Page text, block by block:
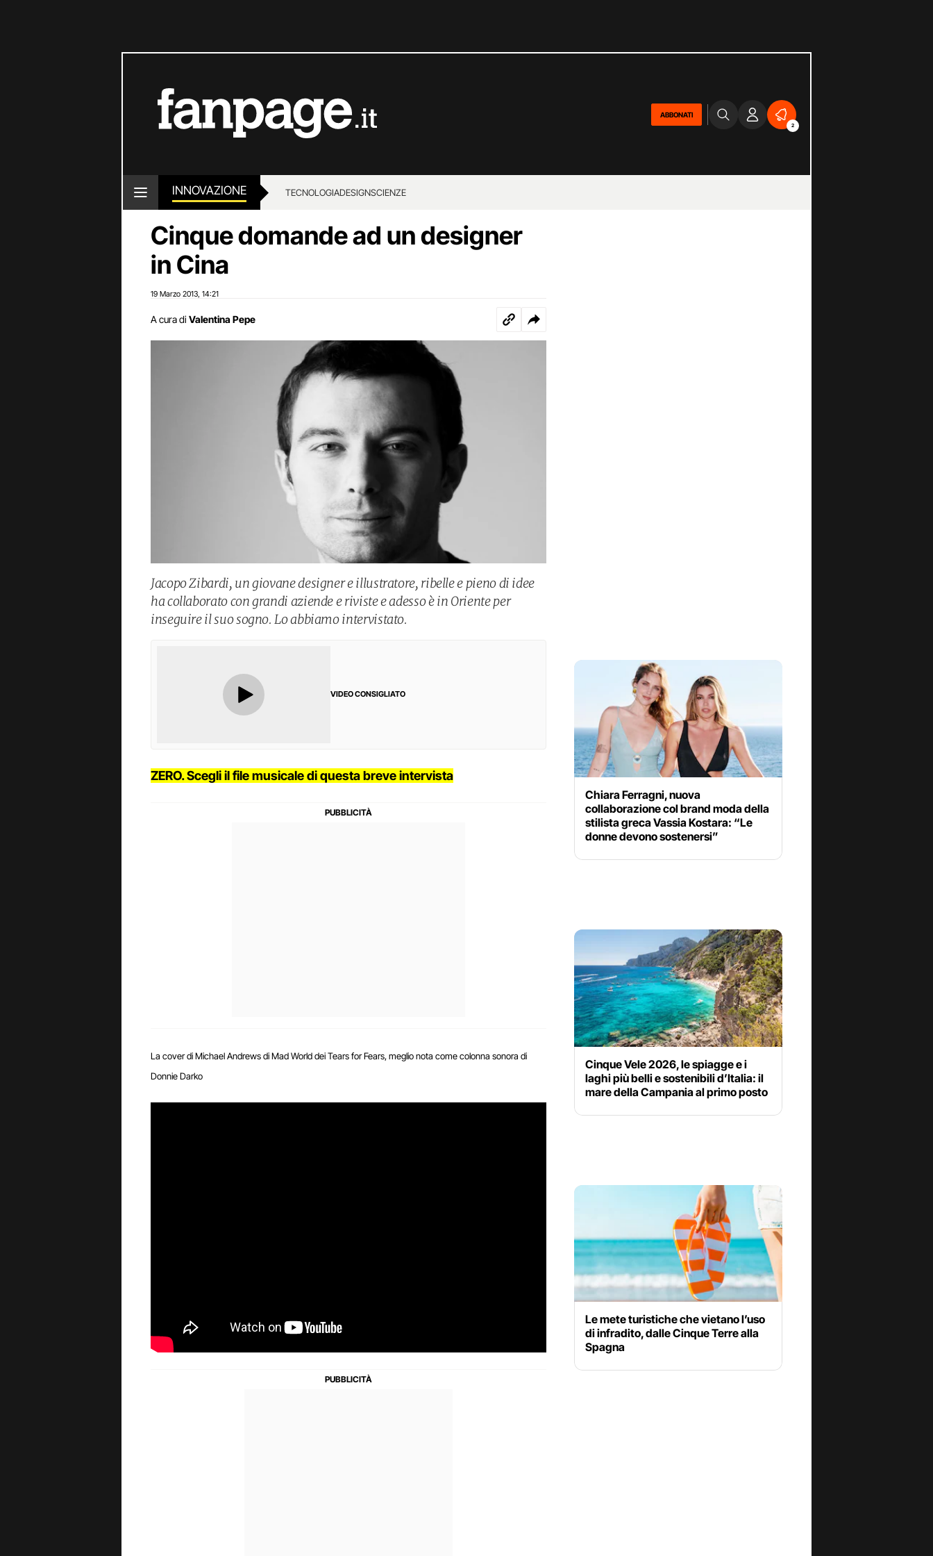
ABBONATI
2
INNOVAZIONE TECNOLOGIADESIGNSCIENZE
Cinque domande ad un designer
in Cina
19 Marzo 2013 14:21
A cura di Valentina Pepe
Jacopo Zibardi, un giovane designer e illustratore, ribelle e pieno di idee
ha collaborato con grandi aziende e riviste e adesso è in Oriente per
inseguire il suo sogno. Lo abbiamo intervistato.
VIDEO CONSIGLIATO
ZERO. Scegli il file musicale di questa breve intervista
La cover di Michael Andrews di Mad World dei Tears for Fears, meglio nota come colonna sonora di
Donnie Darko
Chiara Ferragni, nuova
collaborazione col brand moda della
stilista greca Vassia Kostara: “Le
donne devono sostenersi”
Cinque Vele 2026, le spiagge e i
laghi più belli e sostenibili d’Italia: il
mare della Campania al primo posto
Le mete turistiche che vietano l’uso
di infradito, dalle Cinque Terre alla
Spagna